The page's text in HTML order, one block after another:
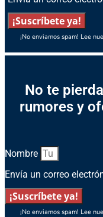
¡Suscríbete ya!
¡No enviamos spam! Lee
No te
rumores y
Nombre
Envía un correo
¡Suscríbete ya!
¡No enviamos spam! Lee